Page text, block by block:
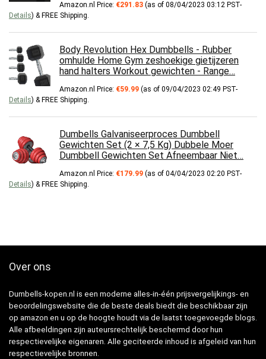
Amazon.nl Price: €291.83 (as of 08/04/2023 03:12 PST-
Details) & FREE Shipping.
Body Revolution Hex Dumbbells - Rubber
omhulde Home Gym zeshoekige gietijzeren
hand halters Workout gewichten - Range…
Amazon.nl Price: €59.99 (as of 09/04/2023 02:49 PST-
Details) & FREE Shipping.
Dumbells Galvaniseerproces Dumbbell
Gewichten Set (2 × 7,5 Kg) Dubbele Moer
Dumbbell Gewichten Set Afneembaar Niet…
Amazon.nl Price: €179.99 (as of 04/04/2023 02:20 PST-
Details) & FREE Shipping.
Over ons
Dumbells-kopen.nl is een moderne alles-in-één prijsvergelijkings- en
beoordelingswebsite die de beste deals biedt die beschikbaar zijn
op amazon en u op de hoogte houdt via de laatst toegevoegde blogs.
Alle afbeeldingen zijn auteursrechtelijk beschermd door hun
respectievelijke eigenaren. Alle geciteerde inhoud is afgeleid van hun
respectievelijke bronnen.